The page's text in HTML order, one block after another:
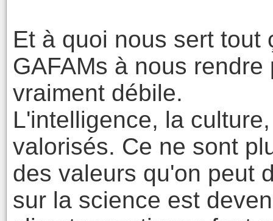
Et à quoi nous sert
GAFAMs à nous
vraiment débile.
L'intelligence, la
valorisés. Ce ne sont
des valeurs qu'on peut
sur la science est